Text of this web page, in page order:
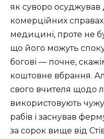
як суворо осуджував
комерційних
медицині, проте не
що його можуть
богові — почне,
коштовне вбрання.
свого вчителя щодо
використовують
рабів і заснував
за сорок вище від